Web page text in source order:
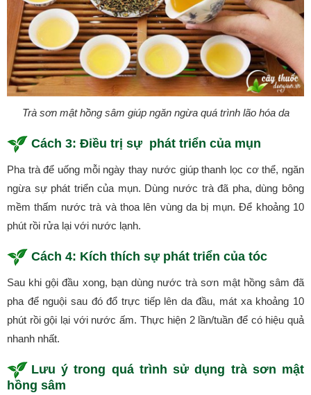
Trà sơn mật hồng sâm giúp ngăn ngừa quá trình lão hóa da
Cách 3: Điều trị sự phát triển của mụn
Pha trà để uống mỗi ngày thay nước giúp thanh lọc cơ thể, ngăn
ngừa sự phát triển của mụn. Dùng nước trà đã pha, dùng bông
mềm thấm nước trà và thoa lên vùng da bị mụn. Để khoảng 10
phút rồi rửa lại với nước lạnh.
Cách 4: Kích thích sự phát triển của tóc
Sau khi gội đầu xong, bạn dùng nước trà sơn mật hồng sâm đã
pha để nguội sau đó đổ trực tiếp lên da đầu, mát xa khoảng 10
phút rồi gội lại với nước ấm. Thực hiện 2 lần/tuần để có hiệu quả
nhanh nhất.
Lưu ý trong quá trình sử dụng trà sơn mật
hồng sâm